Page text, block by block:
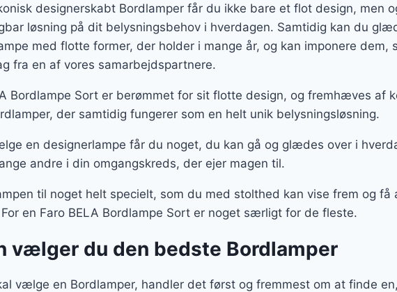
designerskabt Bordlamper får du ikke bare et flot design, men
løsning på dit belysningsbehov i hverdagen. Samtidig kan du
med flotte former, der holder i mange år, og kan imponere dem,
fra en af vores samarbejdspartnere.
Bordlampe Sort er berømmet for sit flotte design, og fremhæves af
der samtidig fungerer som en helt unik belysningsløsning.
en designerlampe får du noget, du kan gå og glædes over i
andre i din omgangskreds, der ejer magen til.
til noget helt specielt, som du med stolthed kan vise frem og få
en Faro BELA Bordlampe Sort er noget særligt for de fleste.
vælger du den bedste Bordlamper
vælge en Bordlamper, handler det først og fremmest om at finde